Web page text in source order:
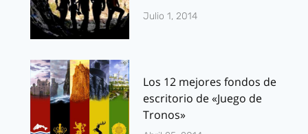
Julio 1, 2014
Los 12 mejores fondos de
escritorio de «Juego de
Tronos»